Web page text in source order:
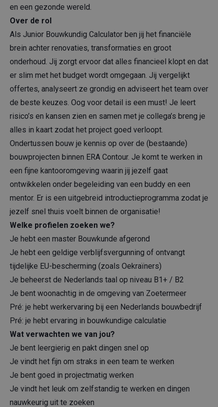
en een gezonde wereld.
Over de rol
Als Junior Bouwkundig Calculator ben jij het financiële
brein achter renovaties, transformaties en groot
onderhoud. Jij zorgt ervoor dat alles financieel klopt en dat
er slim met het budget wordt omgegaan. Jij vergelijkt
offertes, analyseert ze grondig en adviseert het team over
de beste keuzes. Oog voor detail is een must! Je leert
risico’s en kansen zien en samen met je collega’s breng je
alles in kaart zodat het project goed verloopt.
Ondertussen bouw je kennis op over de (bestaande)
bouwprojecten binnen ERA Contour. Je komt te werken in
een fijne kantooromgeving waarin jij jezelf gaat
ontwikkelen onder begeleiding van een buddy en een
mentor. Er is een uitgebreid introductieprogramma zodat je
jezelf snel thuis voelt binnen de organisatie!
Welke profielen zoeken we?
Je hebt een master Bouwkunde afgerond
Je hebt een geldige verblijfsvergunning of ontvangt
tijdelijke EU-bescherming (zoals Oekraïners)
Je beheerst de Nederlands taal op niveau B1+ / B2
Je bent woonachtig in de omgeving van Zoetermeer
Pré: je hebt werkervaring bij een Nederlands bouwbedrijf
Pré: je hebt ervaring in bouwkundige calculatie
Wat verwachten we van jou?
Je bent leergierig en pakt dingen snel op
Je vindt het fijn om straks in een team te werken
Je bent goed in projectmatig werken
Je vindt het leuk om zelfstandig te werken en dingen
nauwkeurig uit te zoeken